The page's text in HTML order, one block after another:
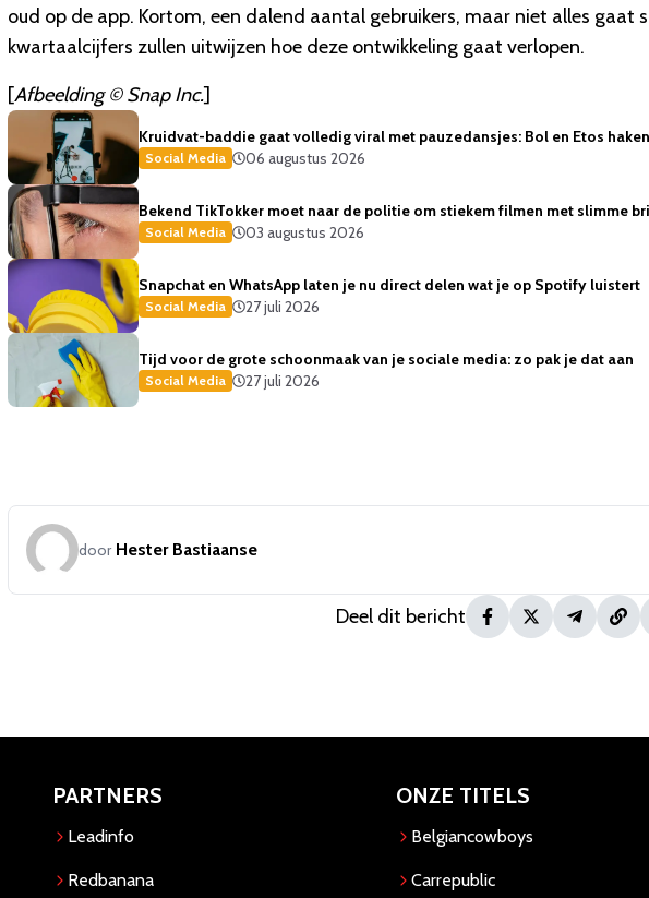
oud op de app. Kortom, een dalend aantal gebruikers, maar niet alles gaat
kwartaalcijfers zullen uitwijzen hoe deze ontwikkeling gaat verlopen.
[Afbeelding © Snap Inc.]
Kruidvat-baddie gaat volledig viral met pauzedansjes: Bol en Etos
Social Media 06 augustus 2026
Bekend TikTokker moet naar de politie om stiekem filmen met slimme
Social Media 03 augustus 2026
Snapchat en WhatsApp laten je nu direct delen wat je op Spotify luistert
Social Media 27 juli 2026
Tijd voor de grote schoonmaak van je sociale media: zo pak je dat aan
Social Media 27 juli 2026
door Hester Bastiaanse
Deel dit bericht
PARTNERS
Leadinfo
Redbanana
ONZE TITELS
Belgiancowboys
Carrepublic